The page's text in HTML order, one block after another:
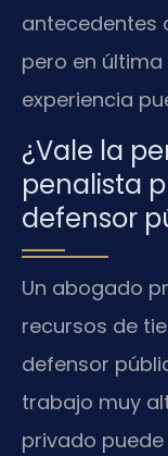
antecedentes
pero en
experiencia
¿Vale la
penalista
defensor
Un abogado
recursos de
defensor
trabajo muy
privado